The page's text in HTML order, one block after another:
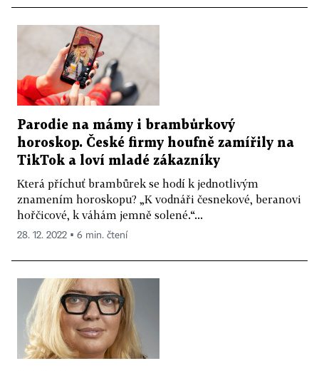
Parodie na mámy i brambůrkový
horoskop. České firmy houfně zamířily na
TikTok a loví mladé zákazníky
Která příchuť brambůrek se hodí k jednotlivým
znamením horoskopu? „K vodnáři česnekové, beranovi
hořčicové, k váhám jemně solené.“...
28. 12. 2022 ▪ 6 min. čtení